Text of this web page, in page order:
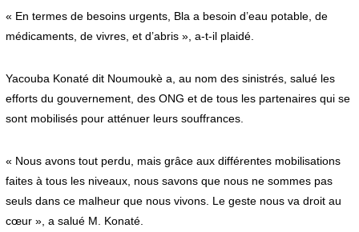
« En termes de besoins urgents, Bla a besoin d’eau potable, de
médicaments, de vivres, et d’abris », a-t-il plaidé.
Yacouba Konaté dit Noumoukè a, au nom des sinistrés, salué les
efforts du gouvernement, des ONG et de tous les partenaires qui se
sont mobilisés pour atténuer leurs souffrances.
« Nous avons tout perdu, mais grâce aux différentes mobilisations
faites à tous les niveaux, nous savons que nous ne sommes pas
seuls dans ce malheur que nous vivons. Le geste nous va droit au
cœur », a salué M. Konaté.